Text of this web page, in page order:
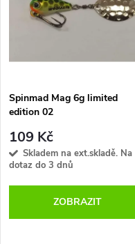
í
p
r
o
d
Abecedně
i
s
p
r
o
d
Spinmad Mag 6g limited
edition 02
109 Kč
Skladem na ext.skladě. Na
dotaz do 3 dnů
ZOBRAZIT